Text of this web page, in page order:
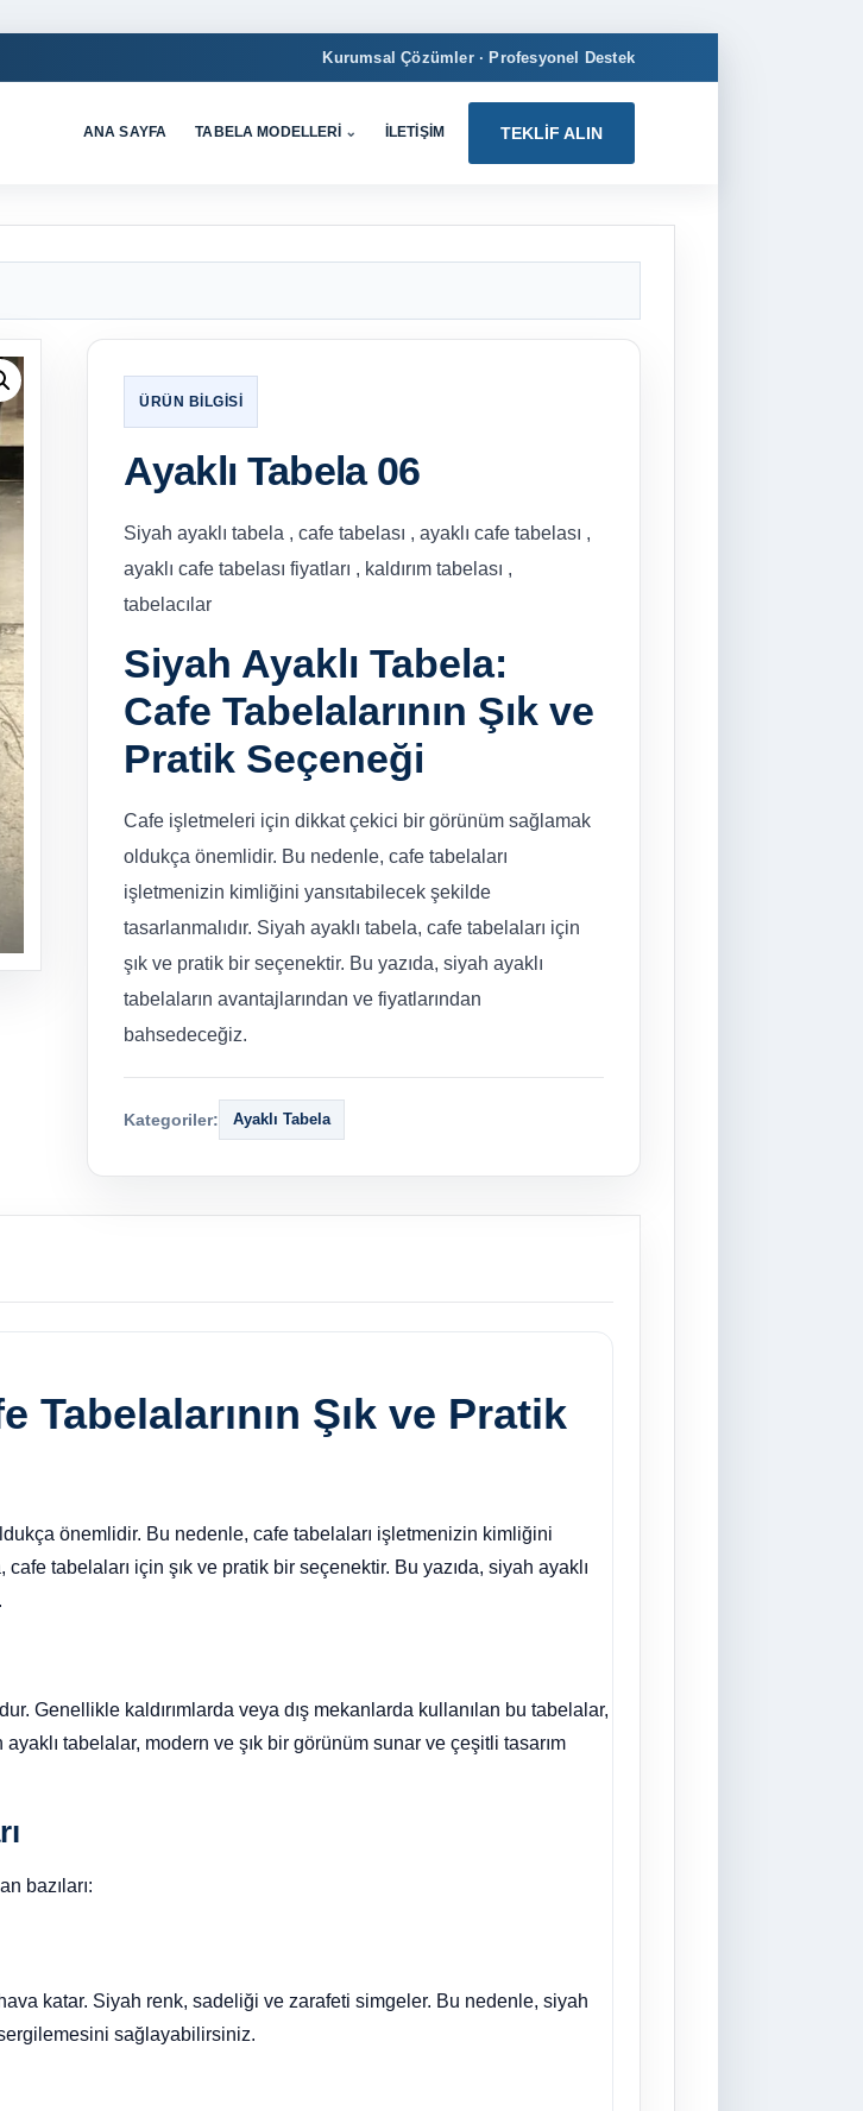
Kurumsal Çözümler · Profesyonel Destek
ANA SAYFA TABELA MODELLERI ⌄ İLETIŞIM TEKLIF ALIN
Ayaklı Tabela 06
Siyah ayaklı tabela , cafe tabelası , ayaklı cafe tabelası ,
ayaklı cafe tabelası fiyatları , kaldırım tabelası ,
tabelacılar
Siyah Ayaklı Tabela:
Cafe Tabelalarının Şık ve
Pratik Seçeneği
Cafe işletmeleri için dikkat çekici bir görünüm sağlamak
oldukça önemlidir. Bu nedenle, cafe tabelaları
işletmenizin kimliğini yansıtabilecek şekilde
tasarlanmalıdır. Siyah ayaklı tabela, cafe tabelaları için
şık ve pratik bir seçenektir. Bu yazıda, siyah ayaklı
tabelaların avantajlarından ve fiyatlarından
bahsedeceğiz.
Kategoriler: Ayaklı Tabela
Tabelalarının Şık ve Pratik
önemlidir. Bu nedenle, cafe tabelaları işletmenizin kimliğini
tabelaları için şık ve pratik bir seçenektir. Bu yazıda, siyah ayaklı
Genellikle kaldırımlarda veya dış mekanlarda kullanılan bu tabelalar,
tabelalar, modern ve şık bir görünüm sunar ve çeşitli tasarım
bazıları:
katar. Siyah renk, sadeliği ve zarafeti simgeler. Bu nedenle, siyah
sağlayabilirsiniz.